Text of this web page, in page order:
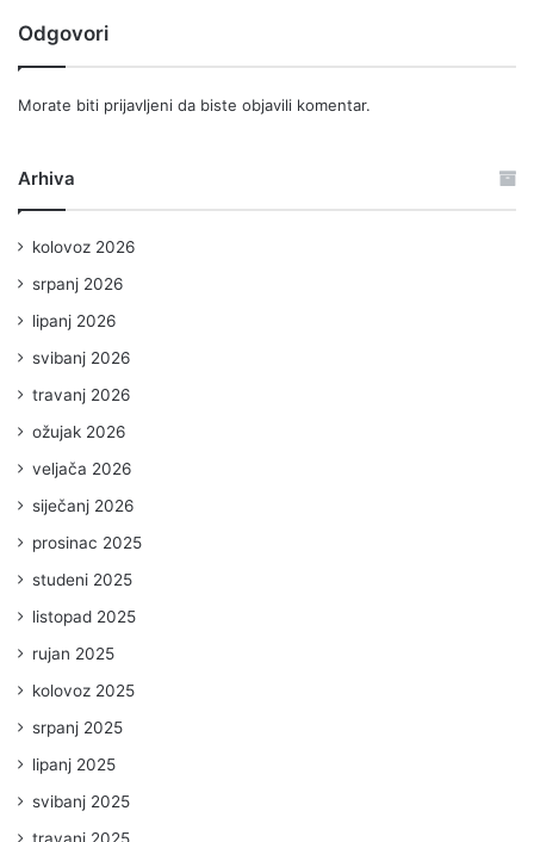
Odgovori
Morate biti prijavljeni da biste objavili komentar.
Arhiva
kolovoz 2026
srpanj 2026
lipanj 2026
svibanj 2026
travanj 2026
ožujak 2026
veljača 2026
siječanj 2026
prosinac 2025
studeni 2025
listopad 2025
rujan 2025
kolovoz 2025
srpanj 2025
lipanj 2025
svibanj 2025